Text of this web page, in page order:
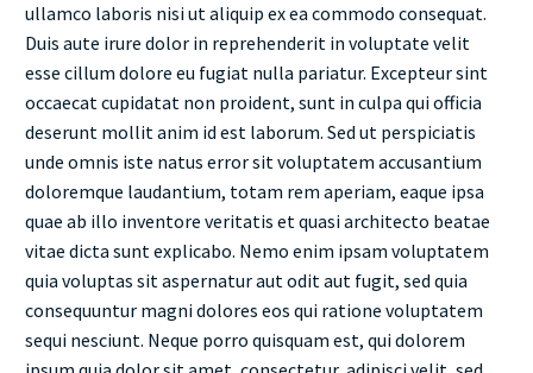
ullamco laboris nisi ut aliquip ex ea commodo consequat.
Duis aute irure dolor in reprehenderit in voluptate velit
esse cillum dolore eu fugiat nulla pariatur. Excepteur sint
occaecat cupidatat non proident, sunt in culpa qui officia
deserunt mollit anim id est laborum. Sed ut perspiciatis
unde omnis iste natus error sit voluptatem accusantium
doloremque laudantium, totam rem aperiam, eaque ipsa
quae ab illo inventore veritatis et quasi architecto beatae
vitae dicta sunt explicabo. Nemo enim ipsam voluptatem
quia voluptas sit aspernatur aut odit aut fugit, sed quia
consequuntur magni dolores eos qui ratione voluptatem
sequi nesciunt. Neque porro quisquam est, qui dolorem